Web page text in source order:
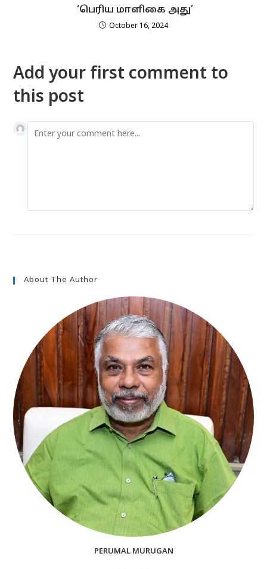
‘பெரிய மாளிகை அது’
October 16, 2024
Add your first comment to
this post
About The Author
PERUMAL MURUGAN